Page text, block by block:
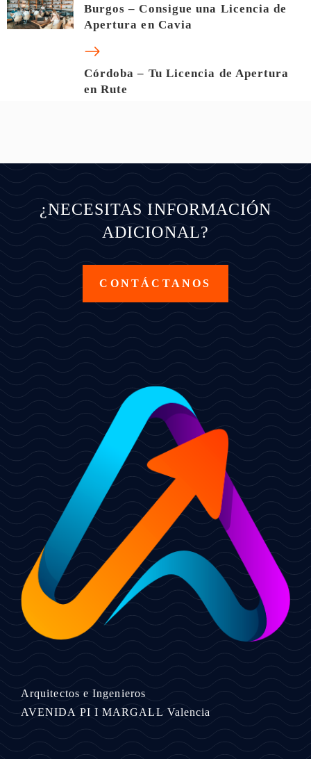
Burgos – Consigue una Licencia de
Apertura en Cavia
Córdoba – Tu Licencia de Apertura
en Rute
¿NECESITAS INFORMACIÓN
ADICIONAL?
CONTÁCTANOS
Arquitectos e Ingenieros
AVENIDA PI I MARGALL Valencia